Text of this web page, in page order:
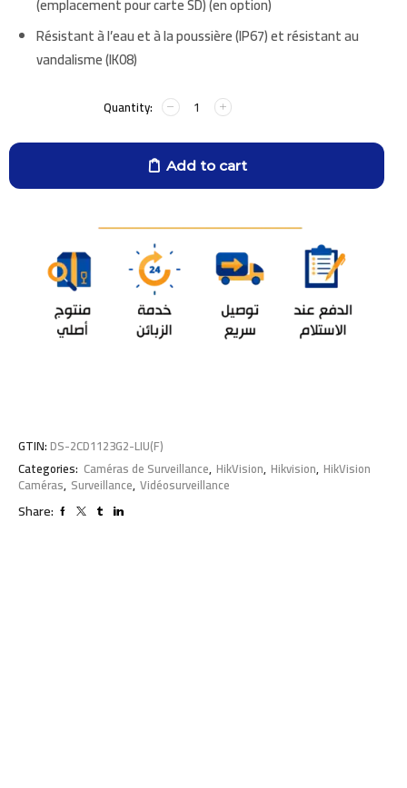
(emplacement pour carte SD) (en option)
Résistant à l’eau et à la poussière (IP67) et résistant au
vandalisme (IK08)
Add to cart
GTIN:DS-2CD1123G2-LIU(F)
Categories: Caméras de Surveillance, HikVision, Hikvision, HikVision
Caméras, Surveillance, Vidéosurveillance
Share: